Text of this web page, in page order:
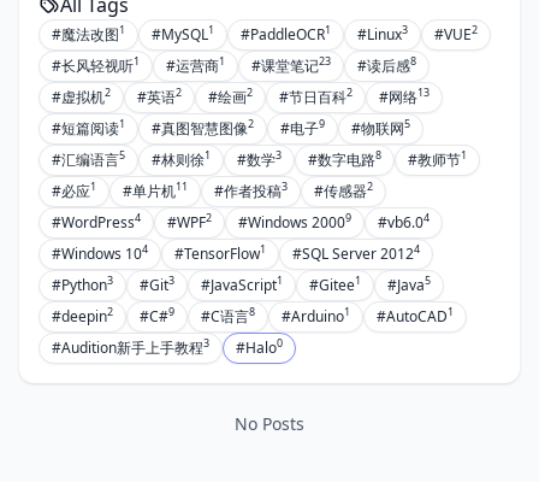
#魔法改图1 #MySQL1 #PaddleOCR1 #Linux3 #VUE2
#长风轻视听1 #运营商1 #课堂笔记23 #读后感8
#虚拟机2 #英语2 #绘画2 #节日百科2 #网络13
#短篇阅读1 #真图智慧图像2 #电子9 #物联网5
#汇编语言5 #林则徐1 #数学3 #数字电路8 #教师节1
#必应1 #单片机11 #作者投稿3 #传感器2
#WordPress4 #WPF2 #Windows 20009 #vb6.04
#Windows 104 #TensorFlow1 #SQL Server 20124
#Python3 #Git3 #JavaScript1 #Gitee1 #Java5
#deepin2 #C#9 #C语言8 #Arduino1 #AutoCAD1
#Audition新手上手教程3 #Halo0
No Posts